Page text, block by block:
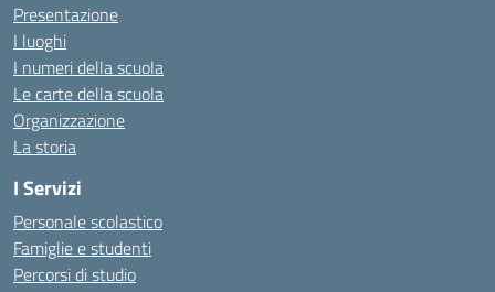
Presentazione
I luoghi
I numeri della scuola
Le carte della scuola
Organizzazione
La storia
I Servizi
Personale scolastico
Famiglie e studenti
Percorsi di studio